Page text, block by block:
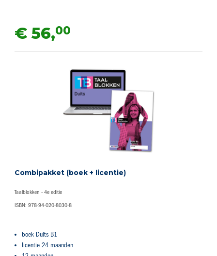
€ 56,00
Combipakket (boek + licentie)
Taalblokken - 4e editie
ISBN: 978-94-020-8030-8
boek Duits B1
licentie 24 maanden